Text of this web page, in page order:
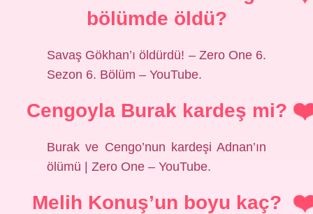
bölümde öldü?
Savaş Gökhan’ı öldürdü! – Zero One 6.
Sezon 6. Bölüm – YouTube.
Cengoyla Burak kardeş mi?
Burak ve Cengo’nun kardeşi Adnan’ın
ölümü | Zero One – YouTube.
Melih Konuş’un boyu kaç?